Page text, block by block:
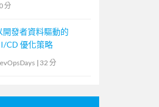
分
開發者資料驅動的
CD 優化策略
| 32 分